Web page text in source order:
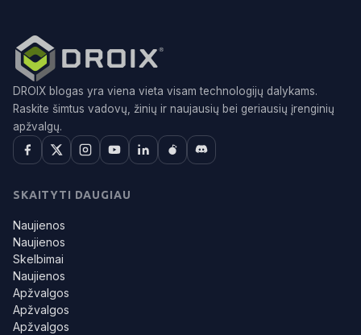
DROIX blogas yra viena vieta visam technologijų dalykams.
Raskite šimtus vadovų, žinių ir naujausių bei geriausių įrenginių
apžvalgų.
SKAITYTI DAUGIAU
Naujienos
Naujienos
Skelbimai
Naujienos
Apžvalgos
Apžvalgos
Apžvalgos